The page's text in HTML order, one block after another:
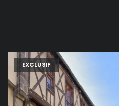
EXCLUSIF